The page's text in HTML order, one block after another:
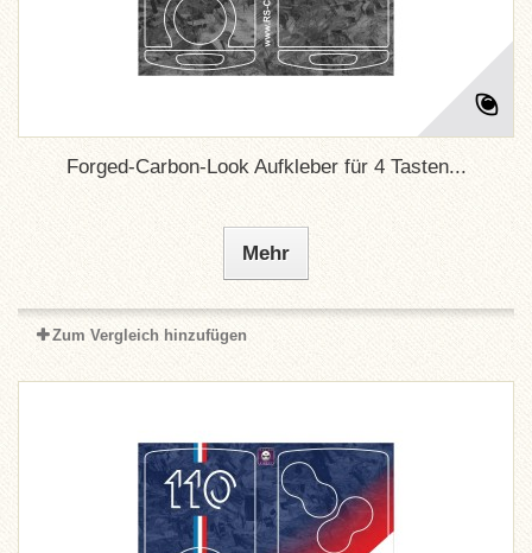
Forged-Carbon-Look Aufkleber für 4 Tasten...
Mehr
Zum Vergleich hinzufügen